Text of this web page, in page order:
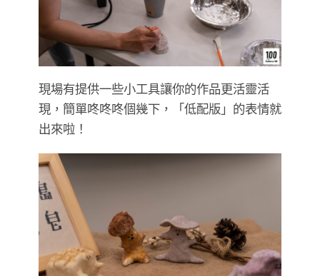
現場有提供一些小工具讓你的作品更活靈活
現，簡單咚咚咚個幾下，「低配版」的表情就
出來啦！